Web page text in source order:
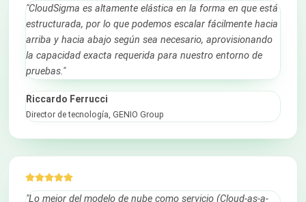
"CloudSigma es altamente elástica en la forma en que está
estructurada, por lo que podemos escalar fácilmente hacia
arriba y hacia abajo según sea necesario, aprovisionando
la capacidad exacta requerida para nuestro entorno de
pruebas."
Riccardo Ferrucci
Director de tecnología, GENIO Group
"Lo mejor del modelo de nube como servicio (Cloud-as-a-